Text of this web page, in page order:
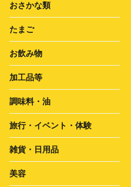
おさかな類
たまご
お飲み物
加工品等
調味料・油
旅行・イベント・体験
雑貨・日用品
美容